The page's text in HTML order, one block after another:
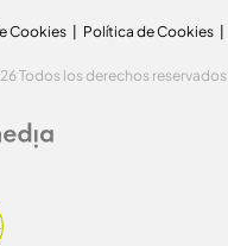
Cookies Política de Cookies
Todos los derechos reservados